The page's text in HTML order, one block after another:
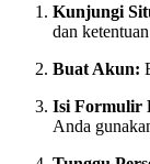
Kunjungi
dan
Buat Akun:
Isi Formulir
Anda